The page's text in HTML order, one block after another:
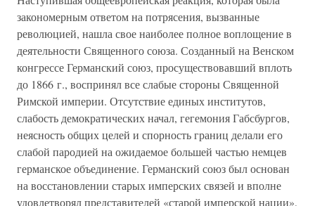
закономерным ответом на потрясения, вызванные
революцией, нашла свое наиболее полное воплощение в
деятельности Священного союза. Созданный на Венском
конгрессе Германский союз, просуществовавший вплоть
до 1866 г., воспринял все слабые стороны Священной
Римской империи. Отсутствие единых институтов,
слабость демократических начал, гегемония Габсбургов,
неясность общих целей и спорность границ делали его
слабой пародией на ожидаемое большей частью немцев
германское объединение. Германский союз был основан
на восстановлении старых имперских связей и вполне
удовлетворял представителей «старой имперской нации»,